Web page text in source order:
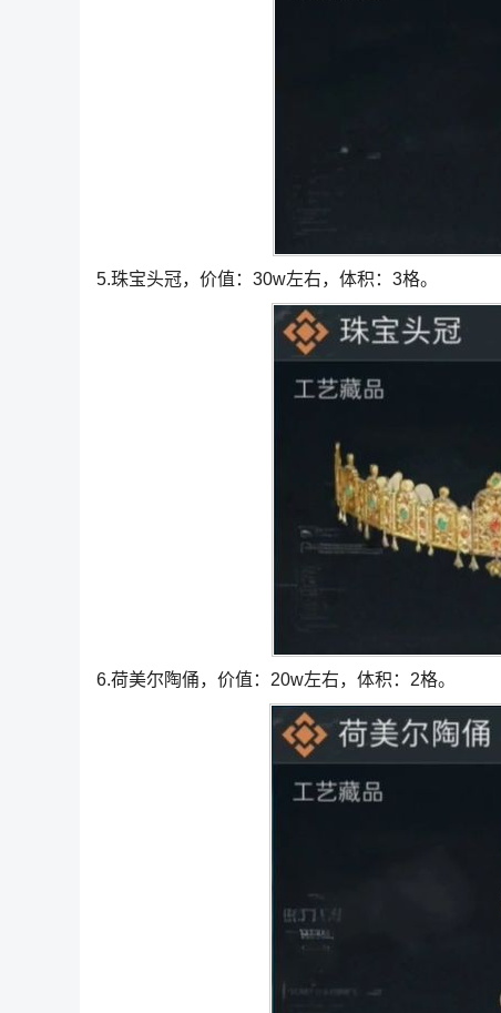
5.珠宝头冠，价值：30w左右，体积：3格。
6.荷美尔陶俑，价值：20w左右，体积：2格。